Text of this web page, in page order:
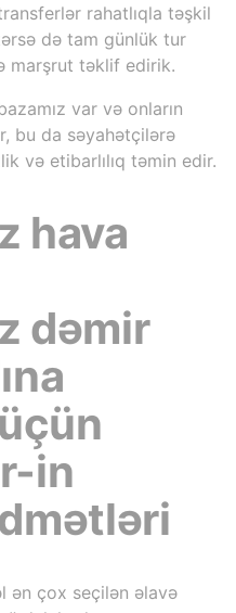
rahatlıqla təşkil
də tam günlük tur
marşrut təklif edirik.
var və onların
bu da səyahətçilərə
və etibarlılıq təmin edir.
hava
dəmir
in
ən çox seçilən əlavə